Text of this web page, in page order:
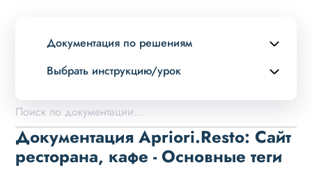
Документация по решениям
Выбрать инструкцию/урок
Описание курса
Возможности
Примеры страниц
Установка и обновление
Документация Apriori.Resto: Сайт
ресторана, кафе - Основные теги